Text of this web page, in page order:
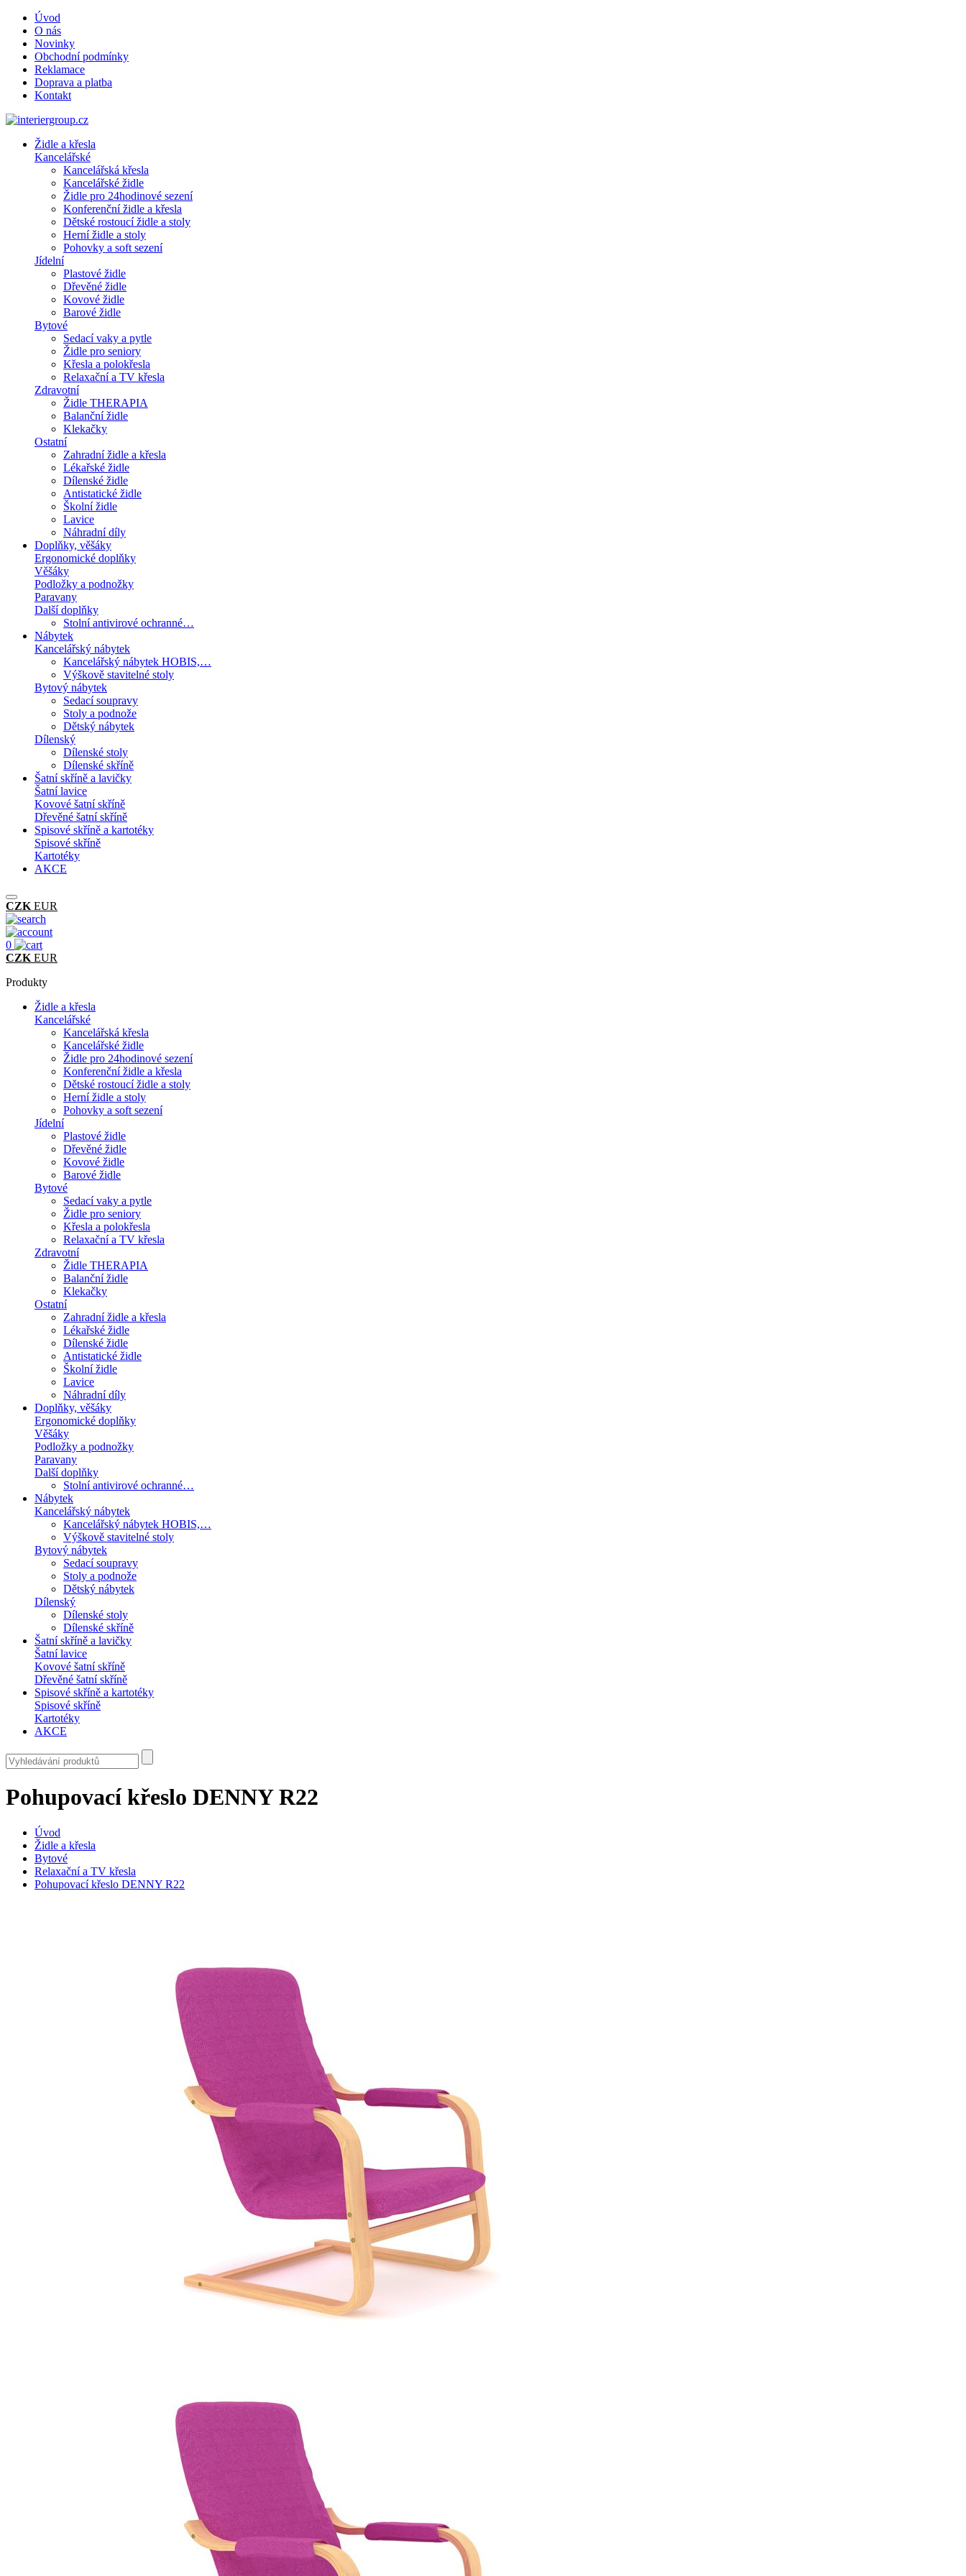
Úvod
O nás
Novinky
Obchodní podmínky
Reklamace
Doprava a platba
Kontakt
Židle a křesla
Kancelářské
Kancelářská křesla
Kancelářské židle
Židle pro 24hodinové sezení
Konferenční židle a křesla
Dětské rostoucí židle a stoly
Herní židle a stoly
Pohovky a soft sezení
Jídelní
Plastové židle
Dřevěné židle
Kovové židle
Barové židle
Bytové
Sedací vaky a pytle
Židle pro seniory
Křesla a polokřesla
Relaxační a TV křesla
Zdravotní
Židle THERAPIA
Balanční židle
Klekačky
Ostatní
Zahradní židle a křesla
Lékařské židle
Dílenské židle
Antistatické židle
Školní židle
Lavice
Náhradní díly
Doplňky, věšáky
Ergonomické doplňky
Věšáky
Podložky a podnožky
Paravany
Další doplňky
Stolní antivirové ochranné…
Nábytek
Kancelářský nábytek
Kancelářský nábytek HOBIS,…
Výškově stavitelné stoly
Bytový nábytek
Sedací soupravy
Stoly a podnože
Dětský nábytek
Dílenský
Dílenské stoly
Dílenské skříně
Šatní skříně a lavičky
Šatní lavice
Kovové šatní skříně
Dřevěné šatní skříně
Spisové skříně a kartotéky
Spisové skříně
Kartotéky
AKCE
CZK EUR
0
CZK EUR
Produkty
Židle a křesla
Kancelářské
Kancelářská křesla
Kancelářské židle
Židle pro 24hodinové sezení
Konferenční židle a křesla
Dětské rostoucí židle a stoly
Herní židle a stoly
Pohovky a soft sezení
Jídelní
Plastové židle
Dřevěné židle
Kovové židle
Barové židle
Bytové
Sedací vaky a pytle
Židle pro seniory
Křesla a polokřesla
Relaxační a TV křesla
Zdravotní
Židle THERAPIA
Balanční židle
Klekačky
Ostatní
Zahradní židle a křesla
Lékařské židle
Dílenské židle
Antistatické židle
Školní židle
Lavice
Náhradní díly
Doplňky, věšáky
Ergonomické doplňky
Věšáky
Podložky a podnožky
Paravany
Další doplňky
Stolní antivirové ochranné…
Nábytek
Kancelářský nábytek
Kancelářský nábytek HOBIS,…
Výškově stavitelné stoly
Bytový nábytek
Sedací soupravy
Stoly a podnože
Dětský nábytek
Dílenský
Dílenské stoly
Dílenské skříně
Šatní skříně a lavičky
Šatní lavice
Kovové šatní skříně
Dřevěné šatní skříně
Spisové skříně a kartotéky
Spisové skříně
Kartotéky
AKCE
Pohupovací křeslo DENNY R22
Úvod
Židle a křesla
Bytové
Relaxační a TV křesla
Pohupovací křeslo DENNY R22